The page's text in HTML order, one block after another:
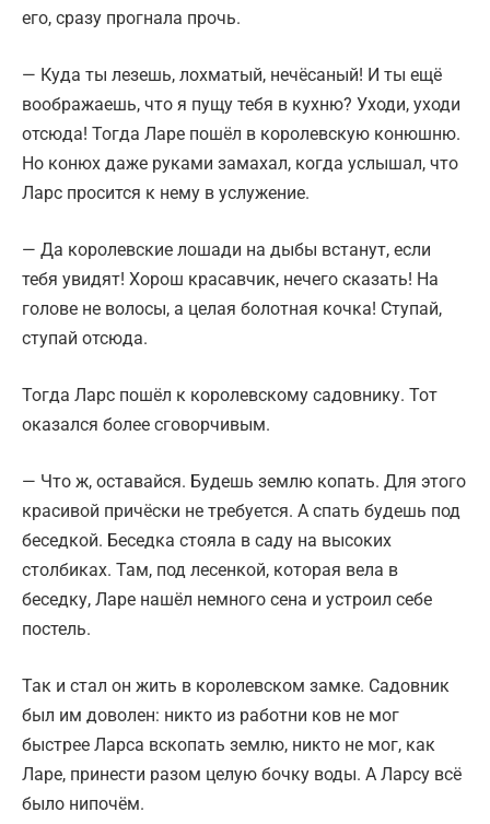
его, сразу прогнала прочь.
— Куда ты лезешь, лохматый, нечёсаный! И ты ещё
воображаешь, что я пущу тебя в кухню? Уходи, уходи
отсюда! Тогда Ларе пошёл в королевскую конюшню.
Но конюх даже руками замахал, когда услышал, что
Ларс просится к нему в услужение.
— Да королевские лошади на дыбы встанут, если
тебя увидят! Хорош красавчик, нечего сказать! На
голове не волосы, а целая болотная кочка! Ступай,
ступай отсюда.
Тогда Ларс пошёл к королевскому садовнику. Тот
оказался более сговорчивым.
— Что ж, оставайся. Будешь землю копать. Для этого
красивой причёски не требуется. А спать будешь под
беседкой. Беседка стояла в саду на высоких
столбиках. Там, под лесенкой, которая вела в
беседку, Ларе нашёл немного сена и устроил себе
постель.
Так и стал он жить в королевском замке. Садовник
был им доволен: никто из работни ков не мог
быстрее Ларса вскопать землю, никто не мог, как
Ларе, принести разом целую бочку воды. А Ларсу всё
было нипочём.